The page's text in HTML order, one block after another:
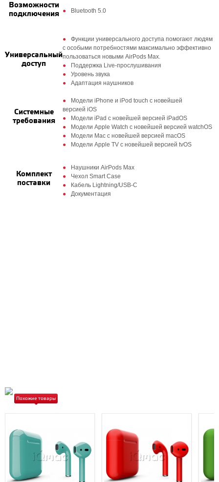
Возможности
подключения
Bluetooth 5.0
Универсальный
доступ
Функции универсального доступа помогают людям
с особыми потребностями максимально эффективно
пользоваться новыми AirPods Max.
Поддержка Live‑прослушивания
Уровень звука
Адаптация наушников
Системные
требования
Модели iPhone и iPod touch с новейшей
версией iOS
Модели iPad с новейшей версией iPadOS
Модели Apple Watch с новейшей версией watchOS
Модели Mac с новейшей версией macOS
Модели Apple TV с новейшей версией tvOS
Комплект
поставки
Наушники AirPods Max
Чехол Smart Case
Кабель Lightning/USB‑C
Документация
Похожие товары